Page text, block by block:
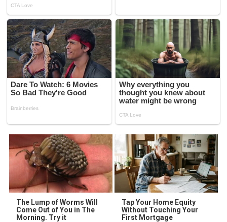
The Lump of Worms Will
Come Out of You in The
Morning. Try it
Tap Your Home Equity
Without Touching Your
First Mortgage